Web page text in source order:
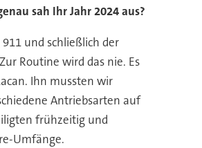
sah Ihr Jahr 2024 aus?
und schließlich der
Routine wird das nie. Es
Ihn mussten wir
Antriebsarten auf
frühzeitig und
Umfänge.